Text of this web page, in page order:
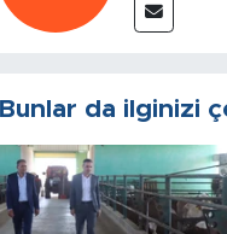
Bunlar da ilginizi